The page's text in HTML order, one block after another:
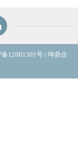
备12001301号 | 坤鼎企